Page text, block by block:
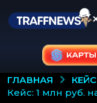
ГЛАВНАЯ
кейс: 1 млн руб.